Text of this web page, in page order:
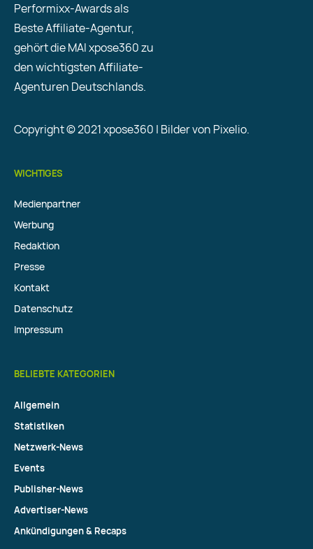
Performixx-Awards als
Beste Affiliate-Agentur,
gehört die MAI xpose360 zu
den wichtigsten Affiliate-
Agenturen Deutschlands.
Copyright © 2021 xpose360 | Bilder von Pixelio.
WICHTIGES
Medienpartner
Werbung
Redaktion
Presse
Kontakt
Datenschutz
Impressum
BELIEBTE KATEGORIEN
Allgemein
Statistiken
Netzwerk-News
Events
Publisher-News
Advertiser-News
Ankündigungen & Recaps